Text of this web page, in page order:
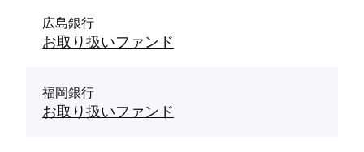
広島銀行
お取り扱いファンド
福岡銀行
お取り扱いファンド